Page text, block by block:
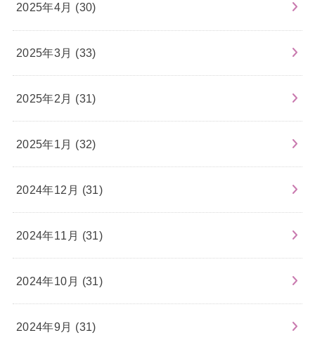
2025年4月 (30)
2025年3月 (33)
2025年2月 (31)
2025年1月 (32)
2024年12月 (31)
2024年11月 (31)
2024年10月 (31)
2024年9月 (31)